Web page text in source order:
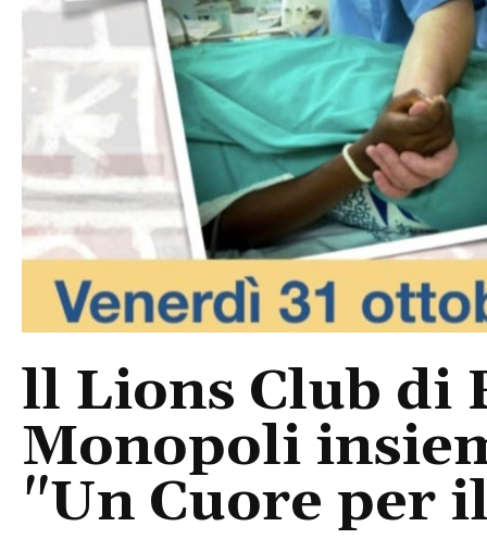
ll Lions Club di
Monopoli
"Un Cuore per